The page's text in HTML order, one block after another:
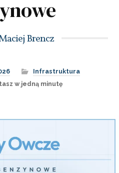
Brencz
Infrastruktura
w jedną minutę